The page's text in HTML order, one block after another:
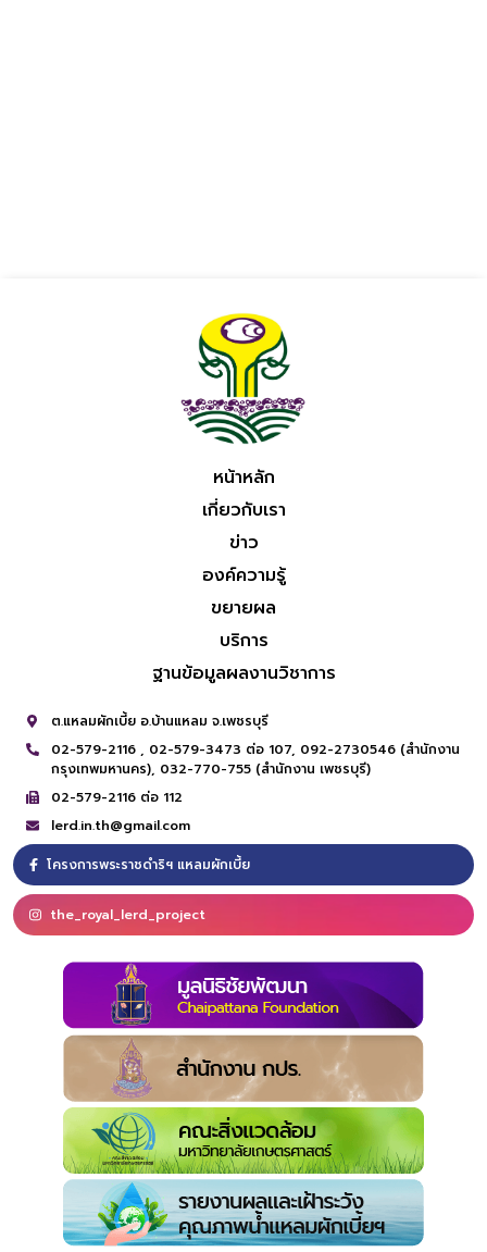
หน้าหลัก
เกี่ยวกับเรา
ข่าว
องค์ความรู้
ขยายผล
บริการ
ฐานข้อมูลผลงานวิชาการ
ต.แหลมผักเบี้ย อ.บ้านแหลม จ.เพชรบุรี
02-579-2116 , 02-579-3473 ต่อ 107, 092-2730546 (สำนักงาน
กรุงเทพมหานคร), 032-770-755 (สำนักงาน เพชรบุรี)
02-579-2116 ต่อ 112
lerd.in.th@gmail.com
โครงการพระราชดำริฯ แหลมผักเบี้ย
the_royal_lerd_project